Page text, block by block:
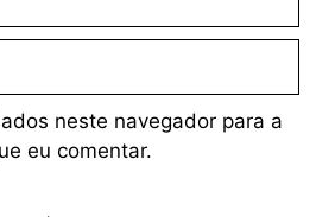
neste navegador para a
eu comentar.